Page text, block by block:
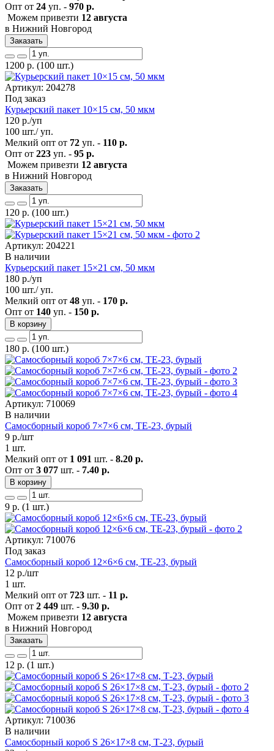
Опт от 24 уп. - 970 р.
Можем привезти 12 августа
в Нижний Новгород
Заказать
1200 р. (100 шт.)
Артикул: 204278
Под заказ
Курьерский пакет 10×15 см, 50 мкм
120 р./уп
100 шт./ уп.
Мелкий опт от 72 уп. - 110 р.
Опт от 223 уп. - 95 р.
Можем привезти 12 августа
в Нижний Новгород
Заказать
120 р. (100 шт.)
Артикул: 204221
В наличии
Курьерский пакет 15×21 см, 50 мкм
180 р./уп
100 шт./ уп.
Мелкий опт от 48 уп. - 170 р.
Опт от 140 уп. - 150 р.
В корзину
180 р. (100 шт.)
Артикул: 710069
В наличии
Самосборный короб 7×7×6 см, ТЕ-23, бурый
9 р./шт
1 шт.
Мелкий опт от 1 091 шт. - 8.20 р.
Опт от 3 077 шт. - 7.40 р.
В корзину
9 р. (1 шт.)
Артикул: 710076
Под заказ
Самосборный короб 12×6×6 см, ТЕ-23, бурый
12 р./шт
1 шт.
Мелкий опт от 723 шт. - 11 р.
Опт от 2 449 шт. - 9.30 р.
Можем привезти 12 августа
в Нижний Новгород
Заказать
12 р. (1 шт.)
Артикул: 710036
В наличии
Самосборный короб S 26×17×8 см, Т-23, бурый